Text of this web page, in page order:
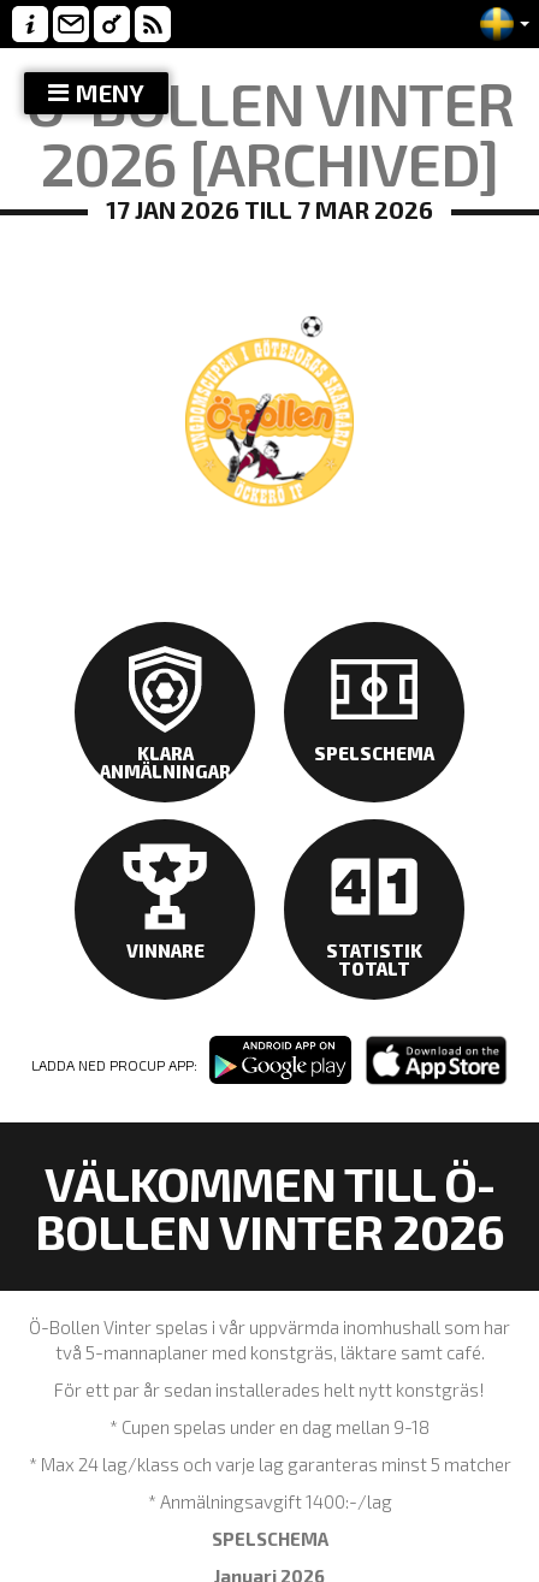
Ö-BOLLEN VINTER
2026 [ARCHIVED]
17 JAN 2026 TILL 7 MAR 2026
KLARA
ANMÄLNINGAR
SPELSCHEMA
VINNARE
STATISTIK
TOTALT
LADDA NED PROCUP APP:
VÄLKOMMEN TILL Ö-
BOLLEN VINTER 2026
Ö-Bollen Vinter spelas i vår uppvärmda inomhushall som har
två 5-mannaplaner med konstgräs, läktare samt café.
För ett par år sedan installerades helt nytt konstgräs!
* Cupen spelas under en dag mellan 9-18
* Max 24 lag/klass och varje lag garanteras minst 5 matcher
* Anmälningsavgift 1400:-/lag
SPELSCHEMA
Januari 2026
MENY